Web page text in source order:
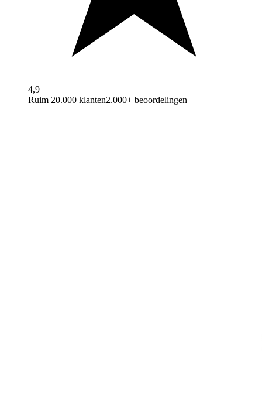
4,9
Ruim 20.000 klanten2.000+ beoordelingen